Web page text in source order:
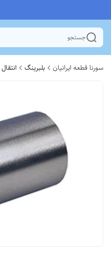
جستجو
سورنا قطعه ایرانیان بلبرینگ